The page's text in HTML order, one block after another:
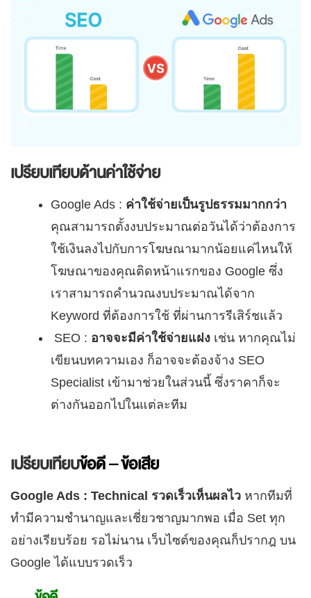
เปรียบเทียบด้านค่าใช้จ่าย
Google Ads : ค่าใช้จ่ายเป็นรูปธรรมมากกว่า
คุณสามารถตั้งงบประมาณต่อวันได้ว่าต้องการ
ใช้เงินลงไปกับการโฆษณามากน้อยแค่ไหนให้
โฆษณาของคุณติดหน้าแรกของ Google ซึ่ง
เราสามารถคำนวณงบประมาณได้จาก
Keyword ที่ต้องการใช้ ที่ผ่านการรีเสิร์ชแล้ว
SEO : อาจจะมีค่าใช้จ่ายแฝง เช่น หากคุณไม่
เขียนบทความเอง ก็อาจจะต้องจ้าง SEO
Specialist เข้ามาช่วยในส่วนนี้ ซึ่งราคาก็จะ
ต่างกันออกไปในแต่ละทีม
เปรียบเทียบข้อดี– ข้อเสีย
Google Ads : Technical รวดเร็วเห็นผลไว หากทีมที่
ทำมีความชำนาญและเชี่ยวชาญมากพอ เมื่อ Set ทุก
อย่างเรียบร้อย รอไม่นาน เว็บไซต์ของคุณก็ปรากฎ บน
Google ได้แบบรวดเร็ว